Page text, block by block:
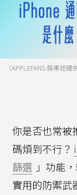
（APPLEFANS 蘋果迷提
你是否也常被
碼煩到不行？
篩選 」功能
實用的防禦武